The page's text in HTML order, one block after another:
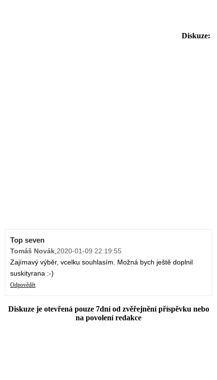
Diskuze:
Top seven
Tomáš Novák 2020-01-09 22:19:55
Zajímavý výběr, vcelku souhlasím. Možná bych ještě doplnil
suskityrana :-)
Odpovědět
Diskuze je otevřená pouze 7dní od zvěřejnění příspěvku nebo
na povolení redakce